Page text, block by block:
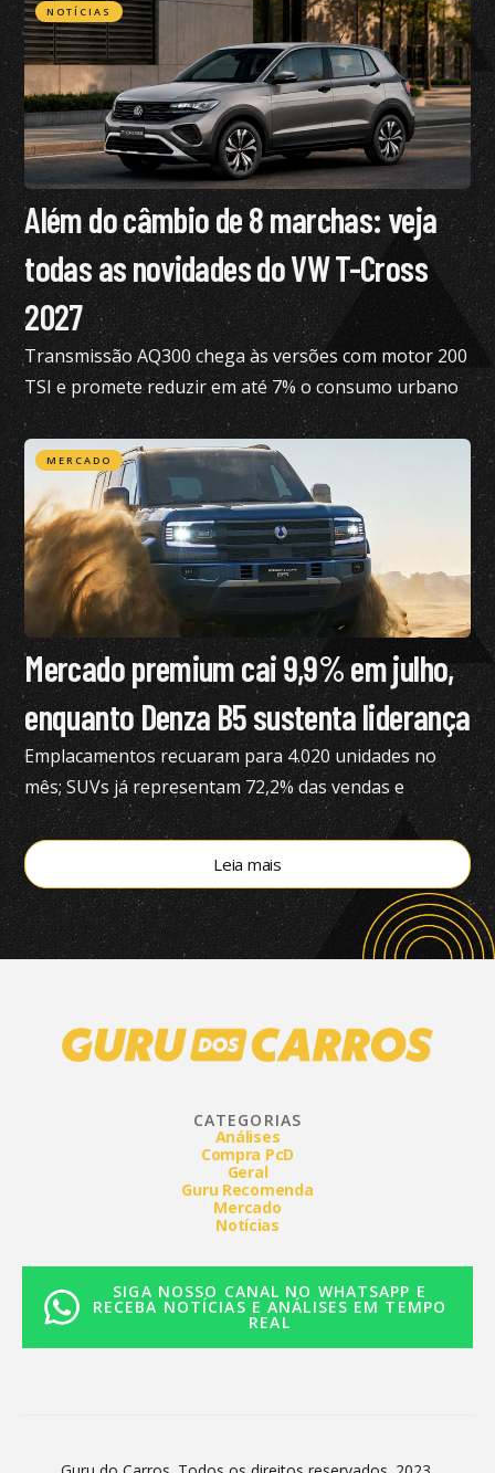
NOTÍCIAS
Além do câmbio de 8 marchas: veja
todas as novidades do VW T-Cross
2027
Transmissão AQ300 chega às versões com motor 200
TSI e promete reduzir em até 7% o consumo urbano
com gasolina
MERCADO
Mercado premium cai 9,9% em julho,
enquanto Denza B5 sustenta liderança
Emplacamentos recuaram para 4.020 unidades no
mês; SUVs já representam 72,2% das vendas e
modelos eletrificados respondem por 55,4% do
segmento, aponta a Bright Consulting.
Leia mais
CATEGORIAS
Análises
Compra PcD
Geral
Guru Recomenda
Mercado
Notícias
SIGA NOSSO CANAL NO WHATSAPP E
RECEBA NOTÍCIAS E ANÁLISES EM TEMPO
REAL